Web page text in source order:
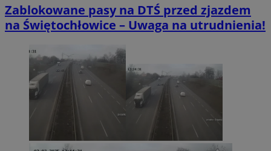
Zablokowane pasy na DTŚ przed zjazdem
na Świętochłowice – Uwaga na utrudnienia!